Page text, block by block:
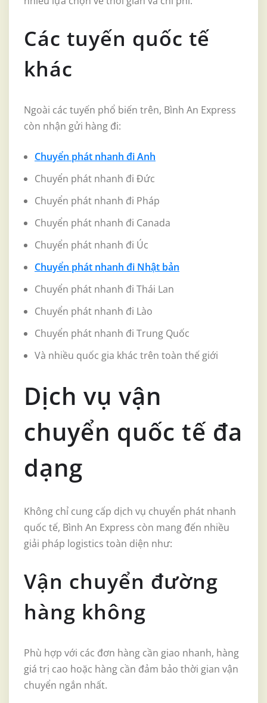
Các tuyến quốc tế
khác
Ngoài các tuyến phổ biến trên, Bình An Express
còn nhận gửi hàng đi:
Chuyển phát nhanh đi Anh
Chuyển phát nhanh đi Đức
Chuyển phát nhanh đi Pháp
Chuyển phát nhanh đi Canada
Chuyển phát nhanh đi Úc
Chuyển phát nhanh đi Nhật bản
Chuyển phát nhanh đi Thái Lan
Chuyển phát nhanh đi Lào
Chuyển phát nhanh đi Trung Quốc
Và nhiều quốc gia khác trên toàn thế giới
Dịch vụ vận
chuyển quốc tế đa
dạng
Không chỉ cung cấp dịch vụ chuyển phát nhanh
quốc tế, Bình An Express còn mang đến nhiều
giải pháp logistics toàn diện như:
Vận chuyển đường
hàng không
Phù hợp với các đơn hàng cần giao nhanh, hàng
giá trị cao hoặc hàng cần đảm bảo thời gian vận
chuyển ngắn nhất.